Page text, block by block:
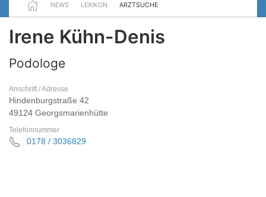
NEWS LEXIKON ARZTSUCHE
Irene Kühn-Denis
Podologe
Anschrift / Adresse
Hindenburgstraße 42
49124 Georgsmarienhütte
Telefonnummer
0178 / 3036829